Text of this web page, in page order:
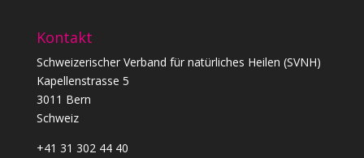
Kontakt
Schweizerischer Verband für natürliches Heilen (SVNH)
Kapellenstrasse 5
3011 Bern
Schweiz
+41 31 302 44 40